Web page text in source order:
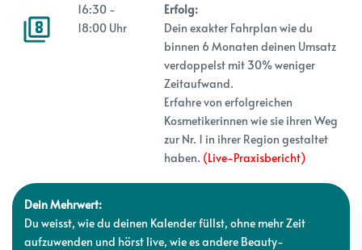
16:30 -
18:00 Uhr
Erfolg:
Dein exakter Fahrplan wie du
binnen 6 Monaten deinen Umsatz
verdoppelst mit 30% weniger
Zeitaufwand.
Erfahre von erfolgreichen
Kosmetikerinnen wie sie ihren Weg
zur Nr. 1 in ihrer Region gestaltet
haben. (Live-Praxisbericht)
Dein Mehrwert:
Du weisst, wie du deinen Kalender füllst, ohne mehr Zeit
aufzuwenden und hörst live, wie es andere Beauty-